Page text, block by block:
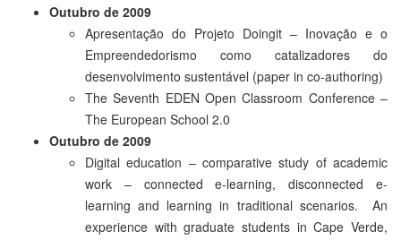
Outubro de 2009
Apresentação do Projeto Doingit – Inovação e o
Empreendedorismo como catalizadores do
desenvolvimento sustentável (paper in co-authoring)
The Seventh EDEN Open Classroom Conference –
The European School 2.0
Outubro de 2009
Digital education – comparative study of academic
work – connected e-learning, disconnected e-
learning and learning in traditional scenarios. An
experience with graduate students in Cape Verde,